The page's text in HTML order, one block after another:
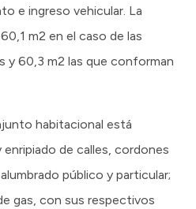
e ingreso vehicular. La
m2 en el caso de las
y 60,3 m2 las que conforman
habitacional está
de calles, cordones
público y particular;
gas, con sus respectivos